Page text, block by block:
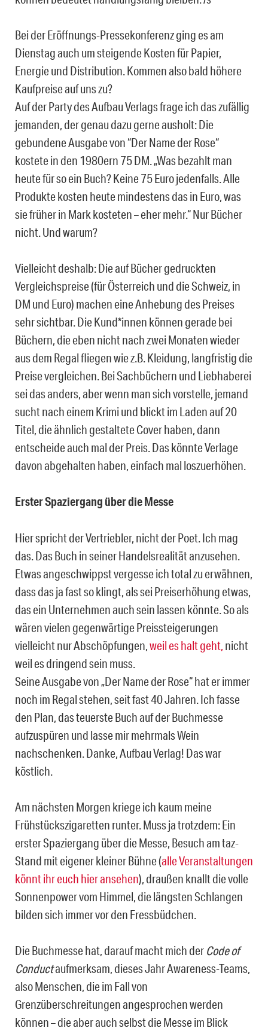
Bei der Eröffnungs-Pressekonferenz ging es am
Dienstag auch um steigende Kosten für Papier,
Energie und Distribution. Kommen also bald höhere
Kaufpreise auf uns zu?
Auf der Party des Aufbau Verlags frage ich das zufällig
jemanden, der genau dazu gerne ausholt: Die
gebundene Ausgabe von “Der Name der Rose“
kostete in den 1980ern 75 DM. „Was bezahlt man
heute für so ein Buch? Keine 75 Euro jedenfalls. Alle
Produkte kosten heute mindestens das in Euro, was
sie früher in Mark kosteten – eher mehr.“ Nur Bücher
nicht. Und warum?
Vielleicht deshalb: Die auf Bücher gedruckten
Vergleichspreise (für Österreich und die Schweiz, in
DM und Euro) machen eine Anhebung des Preises
sehr sichtbar. Die Kund*innen können gerade bei
Büchern, die eben nicht nach zwei Monaten wieder
aus dem Regal fliegen wie z.B. Kleidung, langfristig die
Preise vergleichen. Bei Sachbüchern und Liebhaberei
sei das anders, aber wenn man sich vorstelle, jemand
sucht nach einem Krimi und blickt im Laden auf 20
Titel, die ähnlich gestaltete Cover haben, dann
entscheide auch mal der Preis. Das könnte Verlage
davon abgehalten haben, einfach mal loszuerhöhen.
Erster Spaziergang über die Messe
Hier spricht der Vertriebler, nicht der Poet. Ich mag
das. Das Buch in seiner Handelsrealität anzusehen.
Etwas angeschwippst vergesse ich total zu erwähnen,
dass das ja fast so klingt, als sei Preiserhöhung etwas,
das ein Unternehmen auch sein lassen könnte. So als
wären vielen gegenwärtige Preissteigerungen
vielleicht nur Abschöpfungen,weil es halt geht, nicht
weil es dringend sein muss.
Seine Ausgabe von „Der Name der Rose“ hat er immer
noch im Regal stehen, seit fast 40 Jahren. Ich fasse
den Plan, das teuerste Buch auf der Buchmesse
aufzuspüren und lasse mir mehrmals Wein
nachschenken. Danke, Aufbau Verlag! Das war
köstlich.
Am nächsten Morgen kriege ich kaum meine
Frühstückszigaretten runter. Muss ja trotzdem: Ein
erster Spaziergang über die Messe, Besuch am taz-
Stand mit eigener kleiner Bühne (alle Veranstaltungen
könnt ihr euch hier ansehen), draußen knallt die volle
Sonnenpower vom Himmel, die längsten Schlangen
bilden sich immer vor den Fressbüdchen.
Die Buchmesse hat, darauf macht mich der Code of
Conductaufmerksam, dieses Jahr Awareness-Teams,
also Menschen, die im Fall von
Grenzüberschreitungen angesprochen werden
können – die aber auch selbst die Messe im Blick